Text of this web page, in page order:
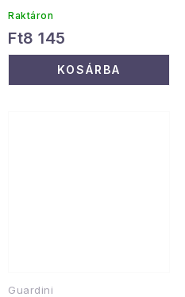
Raktáron
Ft8 145
KOSÁRBA
Guardini